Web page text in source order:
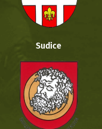
Sudice